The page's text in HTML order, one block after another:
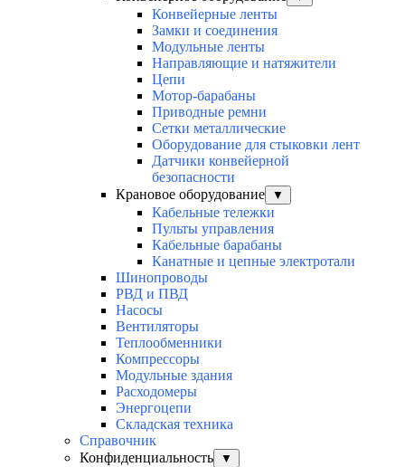
Конвейерные ленты
Замки и соединения
Модульные ленты
Направляющие и натяжители
Цепи
Мотор-барабаны
Приводные ремни
Сетки металлические
Оборудование для стыковки лент
Датчики конвейерной
безопасности
Крановое оборудование
▼
Кабельные тележки
Пульты управления
Кабельные барабаны
Канатные и цепные электротали
Шинопроводы
РВД и ПВД
Насосы
Вентиляторы
Теплообменники
Компрессоры
Модульные здания
Расходомеры
Энергоцепи
Складская техника
Справочник
Конфиденциальность
▼